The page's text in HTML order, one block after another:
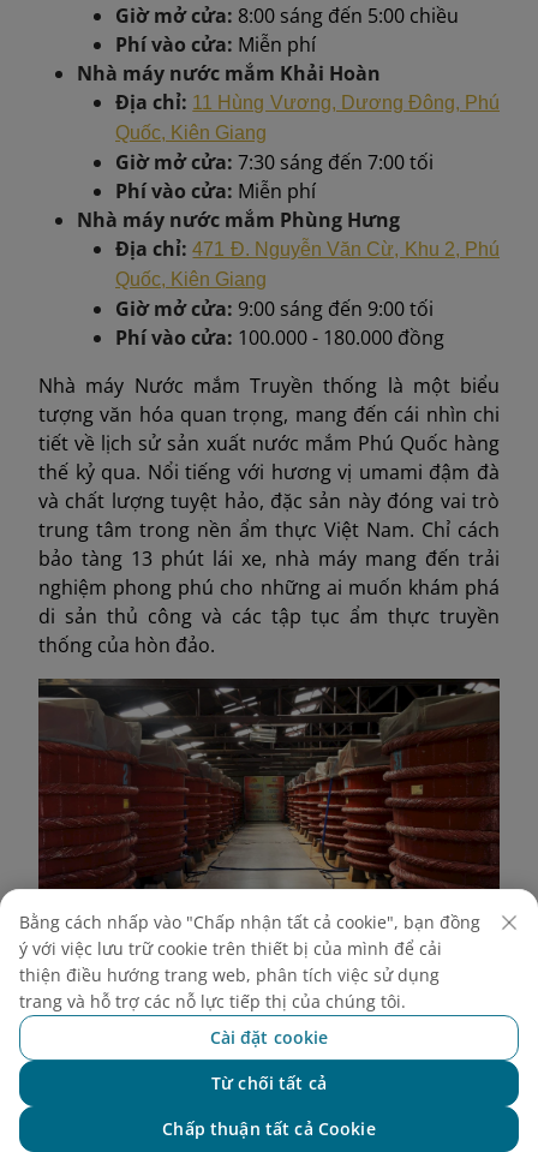
Giờ mở cửa: 8:00 sáng đến 5:00 chiều
Phí vào cửa: Miễn phí
Nhà máy nước mắm Khải Hoàn
Địa chỉ: 11 Hùng Vương, Dương Đông, Phú
Quốc, Kiên Giang
Giờ mở cửa: 7:30 sáng đến 7:00 tối
Phí vào cửa: Miễn phí
Nhà máy nước mắm Phùng Hưng
Địa chỉ: 471 Đ. Nguyễn Văn Cừ, Khu 2, Phú
Quốc, Kiên Giang
Giờ mở cửa: 9:00 sáng đến 9:00 tối
Phí vào cửa: 100.000 - 180.000 đồng
Nhà máy Nước mắm Truyền thống là một biểu
tượng văn hóa quan trọng, mang đến cái nhìn chi
tiết về lịch sử sản xuất nước mắm Phú Quốc hàng
thế kỷ qua. Nổi tiếng với hương vị umami đậm đà
và chất lượng tuyệt hảo, đặc sản này đóng vai trò
trung tâm trong nền ẩm thực Việt Nam. Chỉ cách
bảo tàng 13 phút lái xe, nhà máy mang đến trải
nghiệm phong phú cho những ai muốn khám phá
di sản thủ công và các tập tục ẩm thực truyền
thống của hòn đảo.
Nhà máy chứng minh cách các nhà sản xuất địa
phương duy trì các phương pháp truyền thống để đảm
bảo chất lượng nước mắm cao nhất
Bằng cách nhấp vào "Chấp nhận tất cả cookie", bạn đồng
ý với việc lưu trữ cookie trên thiết bị của mình để cải
thiện điều hướng trang web, phân tích việc sử dụng
trang và hỗ trợ các nỗ lực tiếp thị của chúng tôi.
Cài đặt cookie
Từ chối tất cả
Chấp thuận tất cả Cookie